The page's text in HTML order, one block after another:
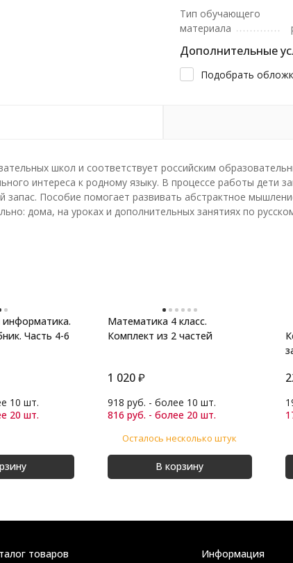
Тип обучающего
материала
Дополнительные
Подобрать
школ и соответствует российским
интереса к родному языку. В процессе работы дети
запас. Пособие помогает развивать абстрактное
дома, на уроках и дополнительных занятиях по
Часть 4-6
10 шт.
20 шт.
Математика 4 класс.
Комплект из 2 частей
1 020₽
918 руб. - более 10 шт.
816 руб. - более 20 шт.
Осталось несколько штук
В корзину
товаров Информация